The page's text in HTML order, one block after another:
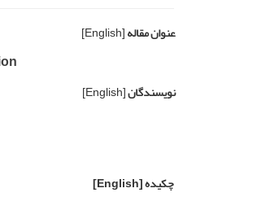
عنوان مقاله[English]
نویسندگان[English]
چکیده[English]